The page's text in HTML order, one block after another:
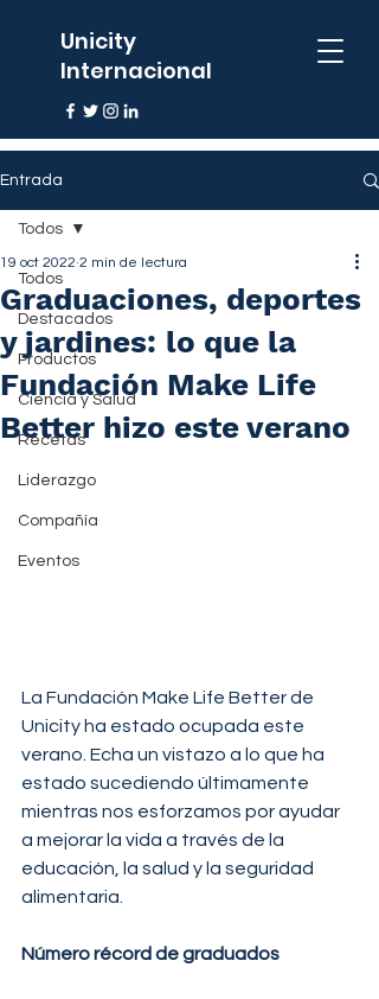
Unicity
Internacional
Entrada
Todos
Destacados
Productos
Ciencia y Salud
Recetas
Liderazgo
Compañía
Eventos
Todos
Graduaciones, deportes
y jardines: lo que la
Fundación Make Life
Better hizo este verano
19 oct 2022 2 min de lectura
La Fundación Make Life Better de
Unicity ha estado ocupada este
verano. Echa un vistazo a lo que ha
estado sucediendo últimamente
mientras nos esforzamos por ayudar
a mejorar la vida a través de la
educación, la salud y la seguridad
alimentaria.
Número récord de graduados